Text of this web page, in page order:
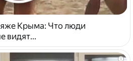
Крыма: Что люди
видят...
i